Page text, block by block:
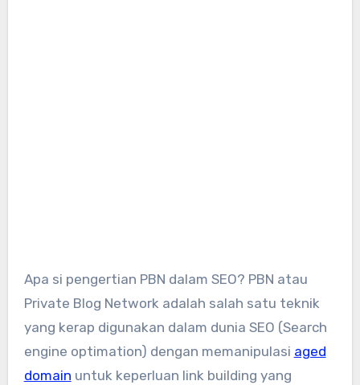
Apa si pengertian PBN dalam SEO? PBN atau
Private Blog Network adalah salah satu teknik
yang kerap digunakan dalam dunia SEO (Search
engine optimation) dengan memanipulasi aged
domain untuk keperluan link building yang